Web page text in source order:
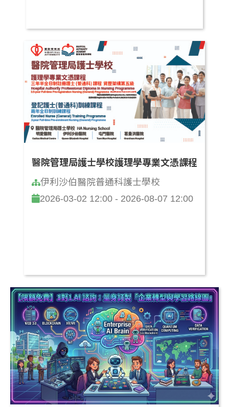
醫院管理局護士學校護理學專業文憑課程
伊利沙伯醫院普通科護士學校
2026-03-02 12:00 - 2026-08-07 12:00